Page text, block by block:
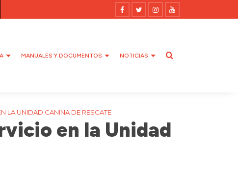
MANUALES Y DOCUMENTOS NOTICIAS
LA UNIDAD CANINA DE RESCATE
en la Unidad